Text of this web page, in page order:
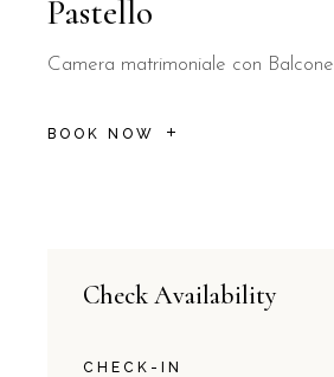
Pastello
Camera matrimoniale con Balcone
BOOK NOW
Check Availability
CHECK-IN